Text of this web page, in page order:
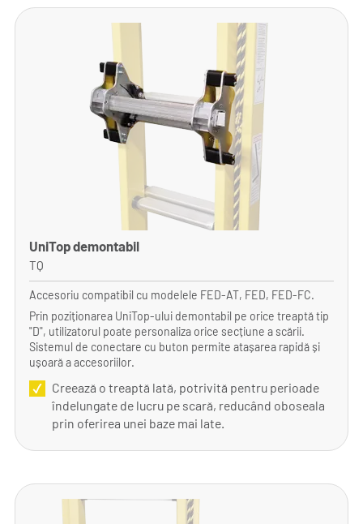
UniTop demontabil
TQ
Accesoriu compatibil cu modelele FED-AT, FED, FED-FC.
Prin poziționarea UniTop-ului demontabil pe orice treaptă tip
"D", utilizatorul poate personaliza orice secțiune a scării.
Sistemul de conectare cu buton permite atașarea rapidă și
ușoară a accesoriilor.
Creează o treaptă lată, potrivită pentru perioade
îndelungate de lucru pe scară, reducând oboseala
prin oferirea unei baze mai late.